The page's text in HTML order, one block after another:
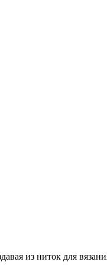
из ниток для